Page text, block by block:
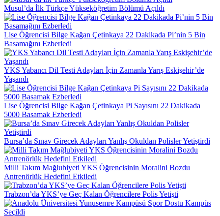
Musul’da İlk Türkçe Yükseköğretim Bölümü Açıldı
Lise Öğrencisi Bilge Kağan Çetinkaya 22 Dakikada Pi’nin 5 Bin
Basamağını Ezberledi
YKS Yabancı Dil Testi Adayları İçin Zamanla Yarış Eskişehir’de
Yaşandı
Lise Öğrencisi Bilge Kağan Çetinkaya Pi Sayısını 22 Dakikada
5000 Basamak Ezberledi
Bursa’da Sınav Girecek Adayları Yanlış Okuldan Polisler Yetiştirdi
Milli Takım Mağlubiyeti YKS Öğrencisinin Moralini Bozdu
Antrenörlük Hedefini Etkiledi
Trabzon’da YKS’ye Geç Kalan Öğrencilere Polis Yetişti